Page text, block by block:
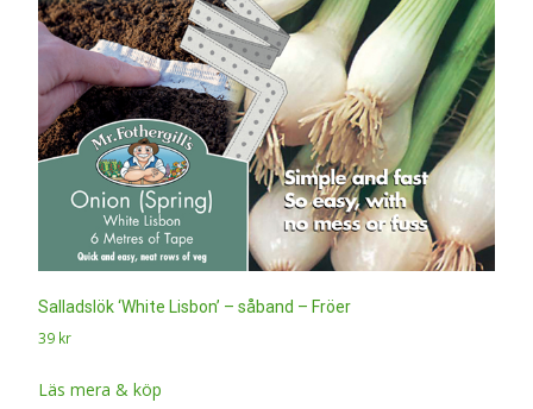
Salladslök ‘White Lisbon’ – såband – Fröer
39 kr
Läs mera & köp